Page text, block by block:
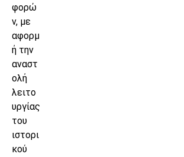
φορώ
ν, με
αφορμ
ή την
αναστ
ολή
λειτο
υργίας
του
ιστορι
κού